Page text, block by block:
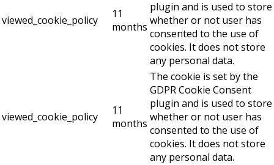
viewed_cookie_policy
11
months
plugin and is used to store
whether or not user has
consented to the use of
cookies. It does not store
any personal data.
viewed_cookie_policy
11
months
The cookie is set by the
GDPR Cookie Consent
plugin and is used to store
whether or not user has
consented to the use of
cookies. It does not store
any personal data.